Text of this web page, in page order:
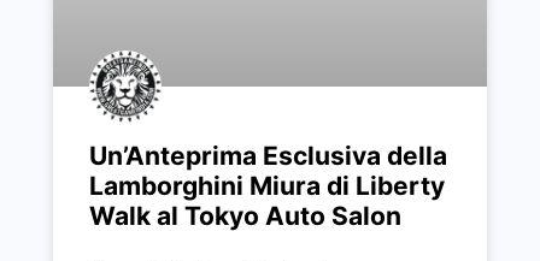
Un’Anteprima Esclusiva della
Lamborghini Miura di Liberty
Walk al Tokyo Auto Salon